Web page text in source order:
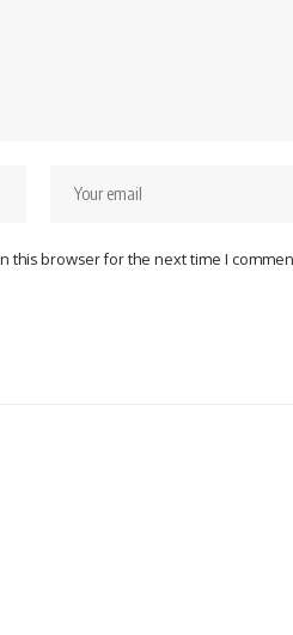
this browser for the next time I